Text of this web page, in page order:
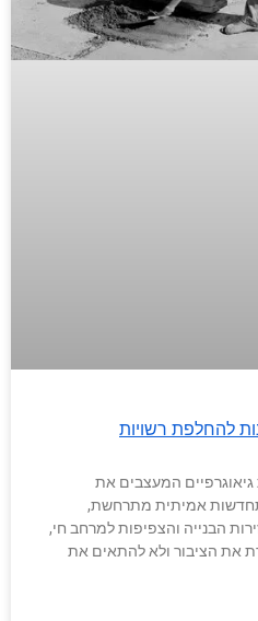
להחלפת רשויות
גיאוגרפיים המעצבים את
אמיתית מתרחשת,
הבנייה והצפיפות למרחב חי,
את הציבור ולא להתאים את